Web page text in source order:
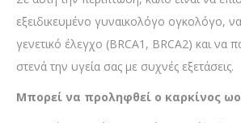
εξειδικευμένο γυναικολόγο ογκολόγο,
γενετικό έλεγχο (BRCA1, BRCA2) και να
στενά την υγεία σας με συχνές εξετάσεις.
Μπορεί να προληφθεί ο καρκίνος